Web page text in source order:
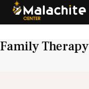
Family Therapy